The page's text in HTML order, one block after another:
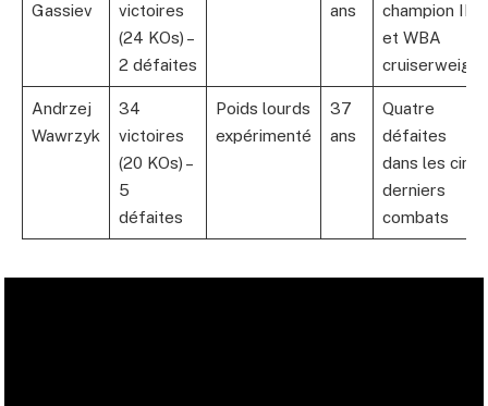
Gassiev
victoires
(24 KOs) –
2 défaites
ans
champion IBF
et WBA
cruiserweight
Andrzej
Wawrzyk
34
victoires
(20 KOs) –
5
défaites
Poids lourds
expérimenté
37
ans
Quatre
défaites
dans les cinq
derniers
combats